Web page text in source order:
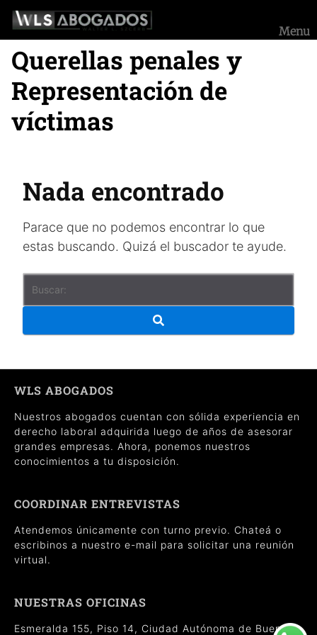
Saltar
contenido
Menu
Querellas penales y
Representación de
víctimas
Nada encontrado
Parace que no podemos encontrar lo que
estas buscando. Quizá el buscador te ayude.
WLS ABOGADOS
Nuestros abogados cuentan con sólida experiencia en
derecho laboral adquirida luego de años de asesorar
grandes empresas. Ahora, ponemos nuestros
conocimientos a tu disposición.
COORDINAR ENTREVISTAS
Atendemos únicamente con turno previo. Chateá o
escribinos a nuestro e-mail para solicitar una reunión
virtual.
NUESTRAS OFICINAS
Esmeralda 155, Piso 14, Ciudad Autónoma de Buenos